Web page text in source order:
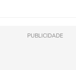
PUBLICIDADE